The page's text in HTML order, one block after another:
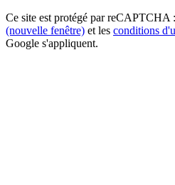
Ce site est protégé par reCAPTCHA
(nouvelle fenêtre) et les conditions
Google s'appliquent.